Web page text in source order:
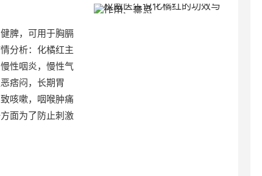
脾，可用于胸膈
分析：化橘红主
性咽炎，慢性气
痞闷，长期胃
咳嗽，咽喉肿痛
面为了防止刺激